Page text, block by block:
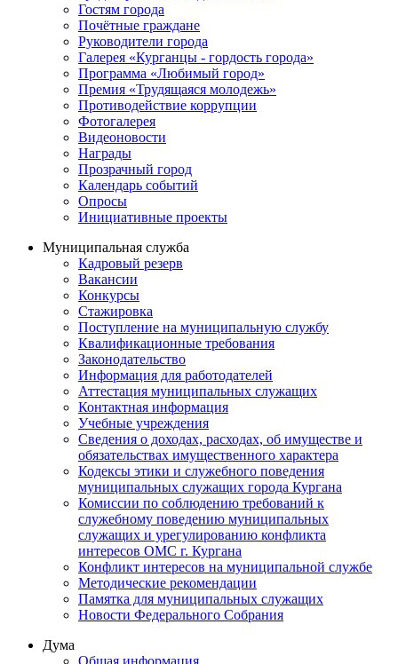
Гостям города
Почётные граждане
Руководители города
Галерея «Курганцы - гордость города»
Программа «Любимый город»
Премия «Трудящаяся молодежь»
Противодействие коррупции
Фотогалерея
Видеоновости
Награды
Прозрачный город
Календарь событий
Опросы
Инициативные проекты
Муниципальная служба
Кадровый резерв
Вакансии
Конкурсы
Стажировка
Поступление на муниципальную службу
Квалификационные требования
Законодательство
Информация для работодателей
Аттестация муниципальных служащих
Контактная информация
Учебные учреждения
Сведения о доходах, расходах, об имуществе и
обязательствах имущественного характера
Кодексы этики и служебного поведения
муниципальных служащих города Кургана
Комиссии по соблюдению требований к
служебному поведению муниципальных
служащих и урегулированию конфликта
интересов ОМС г. Кургана
Конфликт интересов на муниципальной службе
Методические рекомендации
Памятка для муниципальных служащих
Новости Федерального Cобрания
Дума
Общая информация